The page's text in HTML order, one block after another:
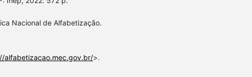
Nacional de Alfabetização.
alfabetizacao.mec.gov.br/>.